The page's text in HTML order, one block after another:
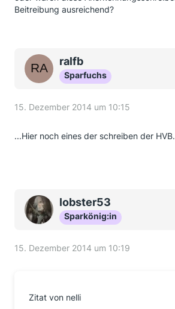
Beitreibung ausreichend?
ralfb
Sparfuchs
15. Dezember 2014 um 10:15
...Hier noch eines der schreiben der HVB.
lobster53
Sparkönig:in
15. Dezember 2014 um 10:19
Zitat von nelli